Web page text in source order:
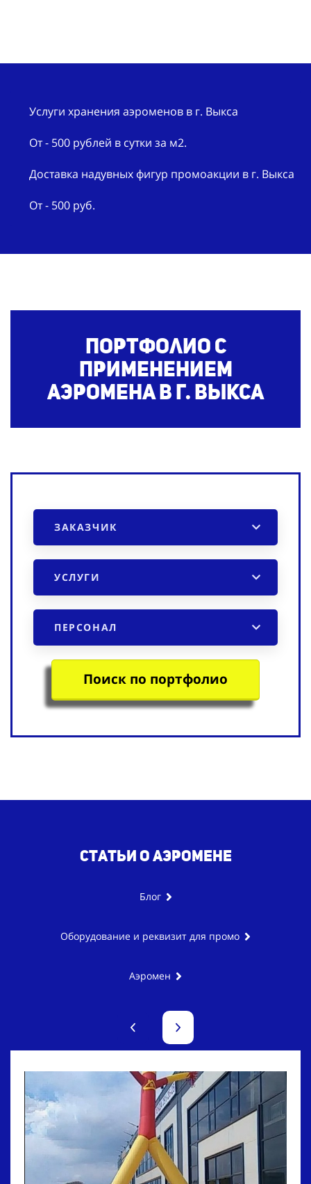
Услуги хранения аэроменов в г. Выкса
От - 500 рублей в сутки за м2.
Доставка надувных фигур промоакции в г. Выкса
От - 500 руб.
Портфолио с
применением
аэроменав г. Выкса
ЗАКАЗЧИК
УСЛУГИ
ПЕРСОНАЛ
Поиск по портфолио
Статьи о аэромене
Блог
Оборудование и реквизит для промо
Аэромен